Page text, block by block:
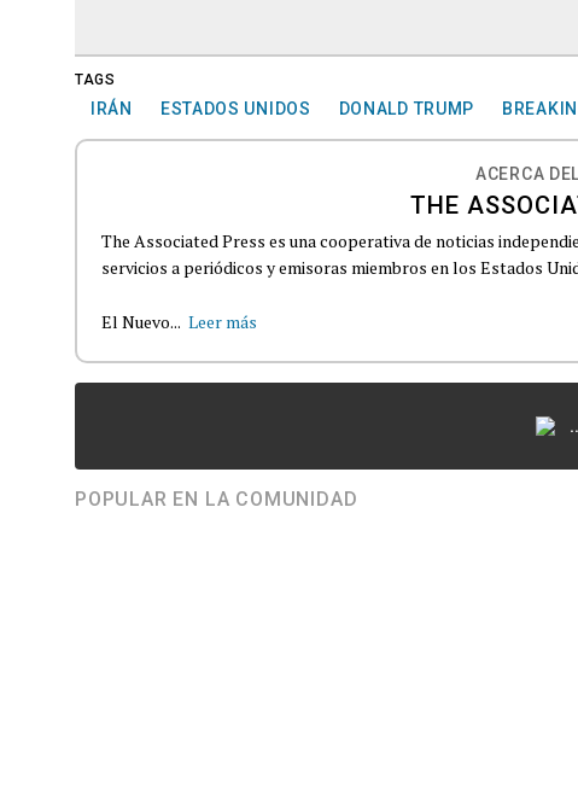
TAGS
IRÁN ESTADOS UNIDOS DONALD TRUMP
ACERCA
THE
The Associated Press es una cooperativa de noticias
servicios a periódicos y emisoras miembros en los Estados
El Nuevo... Leer más
POPULAR EN LA COMUNIDAD